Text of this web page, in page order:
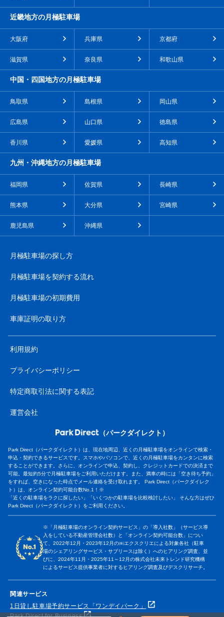
近畿地方の月極駐車場
大阪府 兵庫県 京都府
滋賀県 奈良県 和歌山県
中国・四国地方の月極駐車場
鳥取県 島根県 岡山県
広島県 山口県 徳島県
香川県 愛媛県 高知県
九州・沖縄地方の月極駐車場
福岡県 佐賀県 長崎県
熊本県 大分県 宮崎県
鹿児島県 沖縄県
月極駐車場の探し方
月極駐車場を契約する流れ
月極駐車場の初期費用
車庫証明の取り方
利用規約
プライバシーポリシー
特定商取引法に関する表記
運営会社
（パークダイレクト）
Park Direct（パークダイレクト）は、現在地周辺、近くの月極駐車場をオンラインで検索・
申込・契約できるサービスです。スマホやパソコンで、近くの月極駐車場をカンタンに検索
することができます。さらに、オンラインで申込、契約し、クレジットカードでの決済まで
可能。最短約5分で月極駐車場をご利用いただけます。また、満車の時には「空き待ち予約」
をすれば、空きになった時点でメール連絡を受け取れます。 Park Direct（パークダイレク
ト）は、オンライン契約可能台数No.1！※
「近くの駐車場をラクに探したい」「いくつかの駐車場を比較検討したい」 そんな方はぜひ
Park Direct（パークダイレクト）をご利用ください。
※「月極駐車場のオンライン契約サービス」の「導入社数」（サービス導
入をしている不動産管理会社数）と「オンライン契約可能台数」につい
て、2022年12月・2023年12月の㈱エクスクリエによる対象各社（駐車
場のシェアリングサービス・サブリースは除く）へのヒアリング調査、並
びに、2024年11月・2025年11～12月の株式会社未来トレンド研究機構
によるサービス提供事業者に対するヒアリング調査及びデスクリサーチ。
関連サービス
1日貸し駐車場予約サービス「ワンデイパーク」